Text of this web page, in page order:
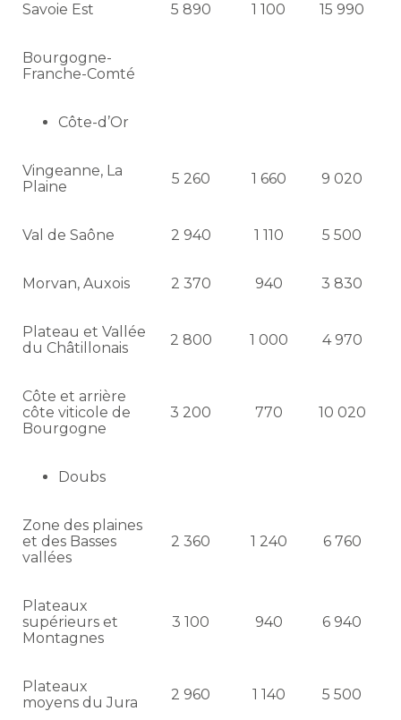
Savoie Est 5 890 1 100 15 990
Bourgogne-
Franche-Comté
Côte-d’Or
Vingeanne, La
Plaine
5 260 1 660 9 020
Val de Saône 2 940 1 110 5 500
Morvan, Auxois 2 370 940 3 830
Plateau et Vallée
du Châtillonais
2 800 1 000 4 970
Côte et arrière
côte viticole de
Bourgogne
3 200 770 10 020
Doubs
Zone des plaines
et des Basses
vallées
2 360 1 240 6 760
Plateaux
supérieurs et
Montagnes
3 100 940 6 940
Plateaux
moyens du Jura
2 960 1 140 5 500